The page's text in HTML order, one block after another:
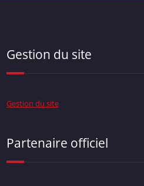
Gestion du site
Gestion du site
Partenaire officiel